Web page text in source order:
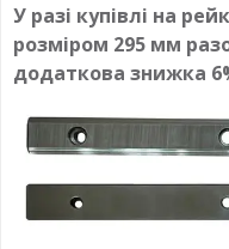
У разі купівлі на
розміром 295 мм
додаткова знижка